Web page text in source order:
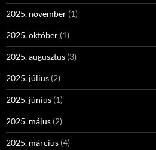
2025. november (1)
2025. október (1)
2025. augusztus (3)
2025. július (2)
2025. június (1)
2025. május (2)
2025. március (4)